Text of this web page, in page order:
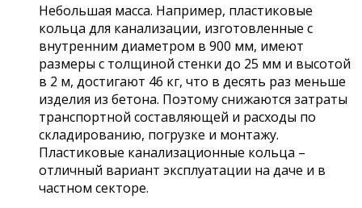
Небольшая масса. Например, пластиковые
кольца для канализации, изготовленные с
внутренним диаметром в 900 мм, имеют
размеры с толщиной стенки до 25 мм и высотой
в 2 м, достигают 46 кг, что в десять раз меньше
изделия из бетона. Поэтому снижаются затраты
транспортной составляющей и расходы по
складированию, погрузке и монтажу.
Пластиковые канализационные кольца –
отличный вариант эксплуатации на даче и в
частном секторе.